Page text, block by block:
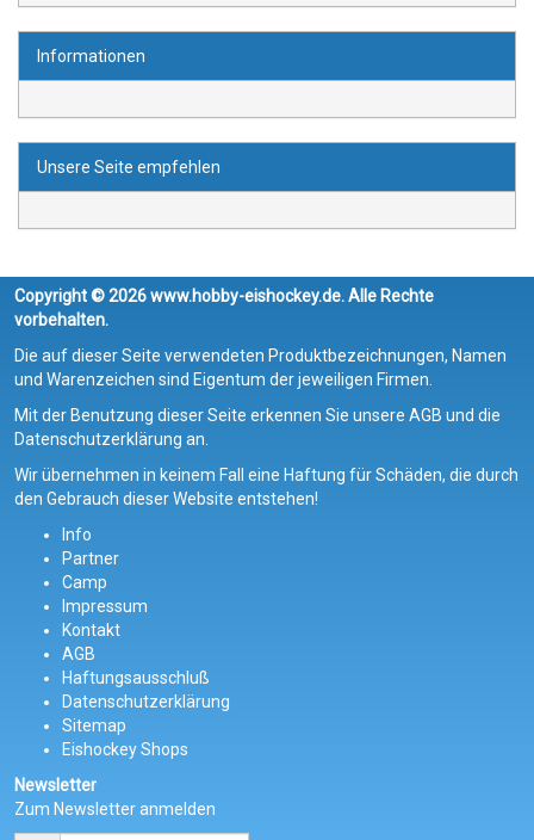
Informationen
Unsere Seite empfehlen
Copyright © 2026 www.hobby-eishockey.de. Alle Rechte
vorbehalten.
Die auf dieser Seite verwendeten Produktbezeichnungen, Namen
und Warenzeichen sind Eigentum der jeweiligen Firmen.
Mit der Benutzung dieser Seite erkennen Sie unsere AGB und die
Datenschutzerklärung an.
Wir übernehmen in keinem Fall eine Haftung für Schäden, die durch
den Gebrauch dieser Website entstehen!
Info
Partner
Camp
Impressum
Kontakt
AGB
Haftungsausschluß
Datenschutzerklärung
Sitemap
Eishockey Shops
Newsletter
Zum Newsletter anmelden